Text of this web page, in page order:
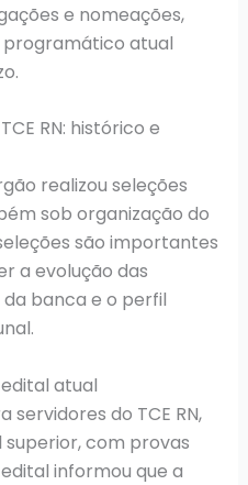
e nomeações,
atual
RN: histórico e
realizou seleções
sob organização do
são importantes
a evolução das
banca e o perfil
atual
servidores do TCE RN,
com provas
informou que a